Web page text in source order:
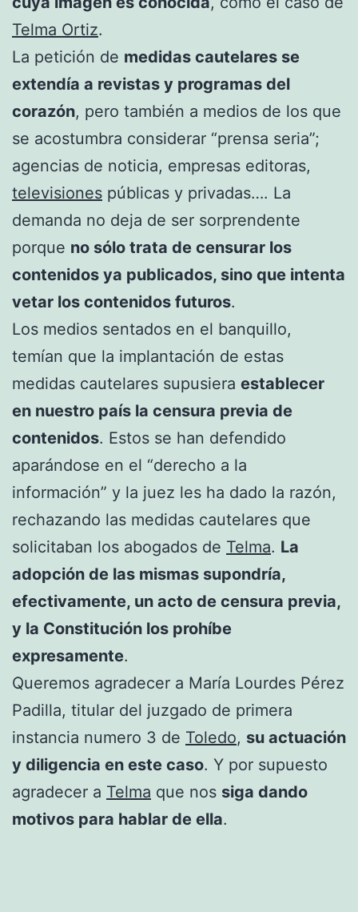
Telma Ortiz.
La petición de medidas cautelares se
extendía a revistas y programas del
corazón, pero también a medios de los que
se acostumbra considerar “prensa seria”;
agencias de noticia, empresas editoras,
televisiones públicas y privadas…. La
demanda no deja de ser sorprendente
porque no sólo trata de censurar los
contenidos ya publicados, sino que intenta
vetar los contenidos futuros.
Los medios sentados en el banquillo,
temían que la implantación de estas
medidas cautelares supusiera establecer
en nuestro país la censura previa de
contenidos. Estos se han defendido
aparándose en el “derecho a la
información” y la juez les ha dado la razón,
rechazando las medidas cautelares que
solicitaban los abogados de Telma. La
adopción de las mismas supondría,
efectivamente, un acto de censura previa,
y la Constitución los prohíbe
expresamente.
Queremos agradecer a María Lourdes Pérez
Padilla, titular del juzgado de primera
instancia numero 3 de Toledo, su actuación
y diligencia en este caso. Y por supuesto
agradecer a Telma que nos siga dando
motivos para hablar de ella.